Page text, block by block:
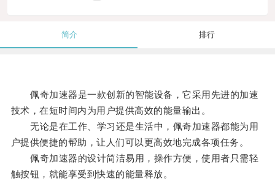
简介 排行
佩奇加速器是一款创新的智能设备，它采用先进的加速
技术，在短时间内为用户提供高效的能量输出。
无论是在工作、学习还是生活中，佩奇加速器都能为用
户提供便捷的帮助，让人们可以更高效地完成各项任务。
佩奇加速器的设计简洁易用，操作方便，使用者只需轻
触按钮，就能享受到快速的能量释放。